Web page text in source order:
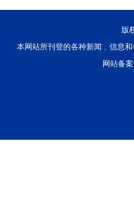
法辨识
固深化一
创优。